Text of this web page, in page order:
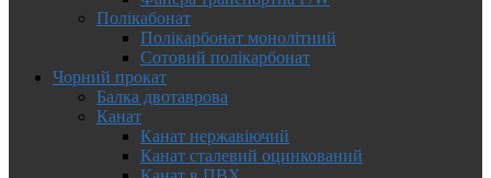
Полікабонат
Полікарбонат монолітний
Сотовий полікарбонат
Чорний прокат
Балка двотаврова
Канат
Канат нержавіючий
Канат сталевий оцинкований